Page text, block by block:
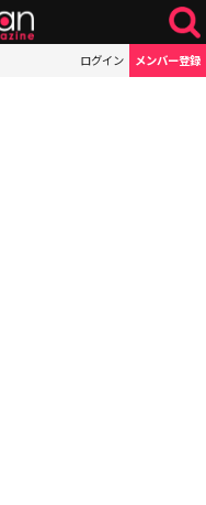
ログイン メンバー登録